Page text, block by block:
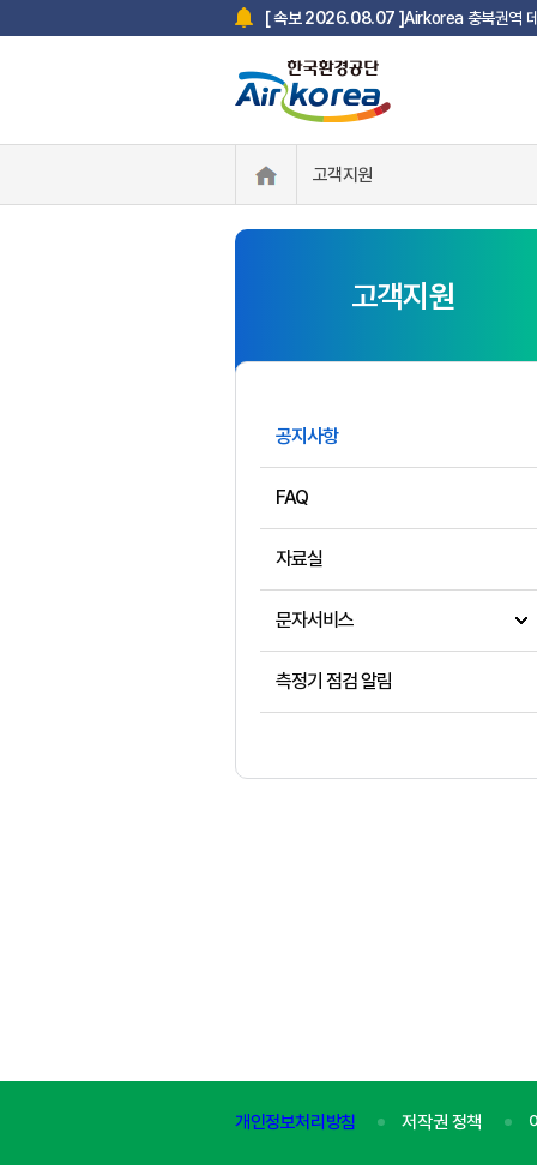
[ 속보 2026.08.07 ]Airkorea 충북권역
고객지원
고객지원
공지사항
FAQ
자료실
문자서비스
측정기 점검 알림
개인정보처리방침 저작권 정책